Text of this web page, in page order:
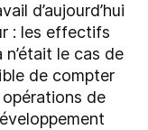
d’aujourd’hui
: les effectifs
le cas de
de compter
de